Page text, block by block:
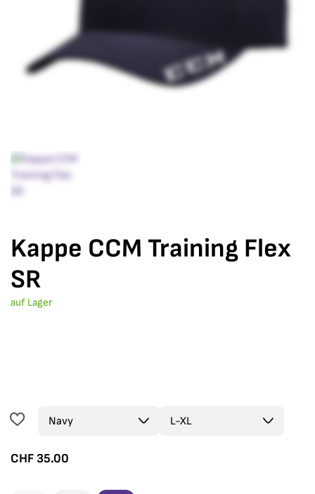
Kappe CCM Training Flex
SR
auf Lager
CHF 35.00